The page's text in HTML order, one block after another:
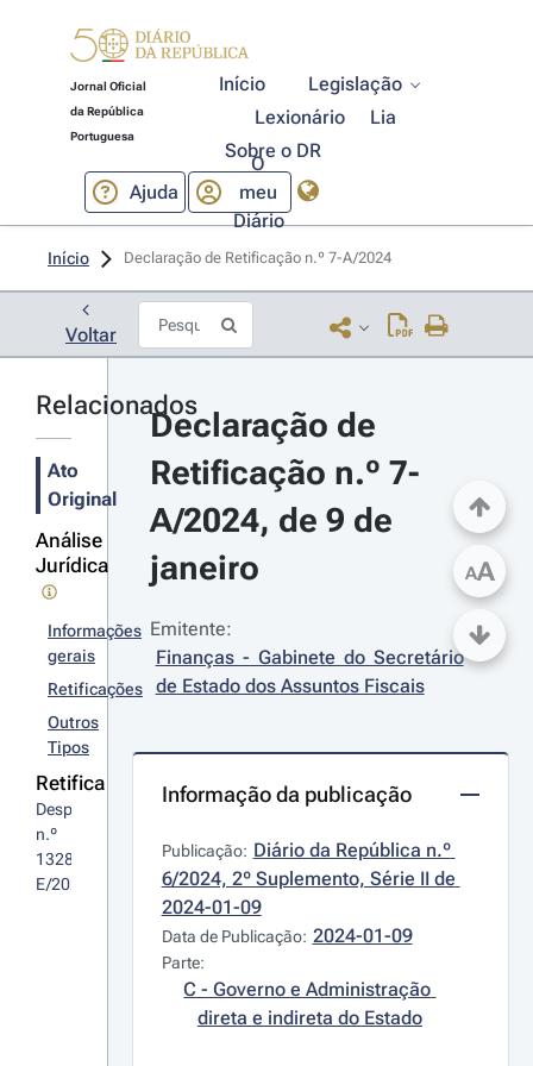
Jornal Oficial
da República
Portuguesa
Início
Legislação
Lexionário
Lia
Sobre o DR
Ajuda
O
meu
Diário
Início Declaração de Retificação n.º 7-A/2024
Voltar
Relacionados
Ato
Original
Análise
Jurídica
Informações
gerais
Retificações
Outros
Tipos
Retifica
Despacho
n.º
13288-
E/2023
Declaração de
Retificação n.º 7-
A/2024, de 9 de
janeiro
Emitente:
Finanças - Gabinete do Secretário
de Estado dos Assuntos Fiscais
Informação da publicação
Publicação: Diário da República n.º
6/2024, 2º Suplemento, Série II de
2024-01-09
Data de Publicação: 2024-01-09
Parte:
C - Governo e Administração
direta e indireta do Estado
AA